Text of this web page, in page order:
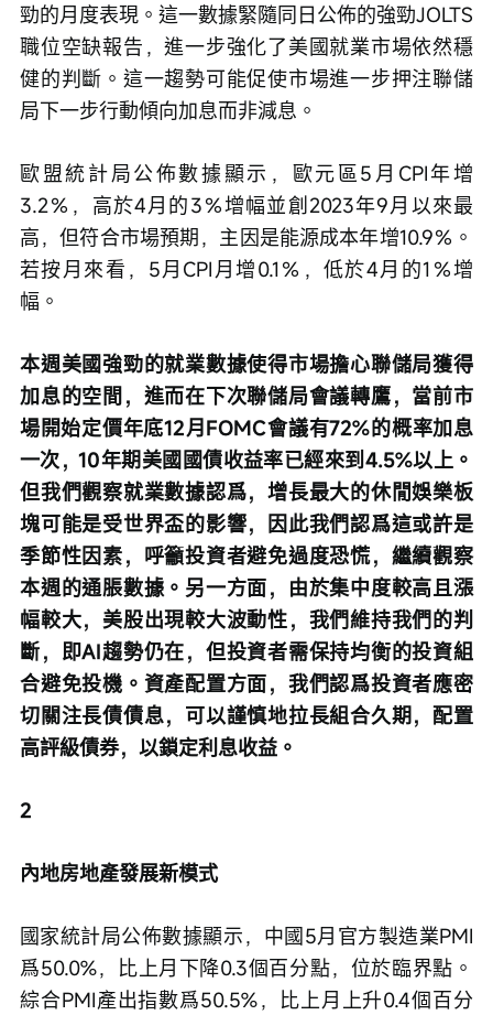
勁的月度表現。這一數據緊隨同日公佈的強勁JOLTS
職位空缺報告，進一步強化了美國就業市場依然穩
健的判斷。這一趨勢可能促使市場進一步押注聯儲
局下一步行動傾向加息而非減息。
歐盟統計局公佈數據顯示，歐元區5月CPI年增
3.2％，高於4月的3％增幅並創2023年9月以來最
高，但符合市場預期，主因是能源成本年增10.9％。
若按月來看，5月CPI月增0.1％，低於4月的1％增
幅。
本週美國強勁的就業數據使得市場擔心聯儲局獲得
加息的空間，進而在下次聯儲局會議轉鷹，當前市
場開始定價年底12月FOMC會議有72%的概率加息
一次，10年期美國國債收益率已經來到4.5%以上。
但我們觀察就業數據認爲，增長最大的休閒娛樂板
塊可能是受世界盃的影響，因此我們認爲這或許是
季節性因素，呼籲投資者避免過度恐慌，繼續觀察
本週的通脹數據。另一方面，由於集中度較高且漲
幅較大，美股出現較大波動性，我們維持我們的判
斷，即AI趨勢仍在，但投資者需保持均衡的投資組
合避免投機。資產配置方面，我們認爲投資者應密
切關注長債債息，可以謹慎地拉長組合久期，配置
高評級債券，以鎖定利息收益。
2
內地房地產發展新模式
國家統計局公佈數據顯示，中國5月官方製造業PMI
爲50.0%，比上月下降0.3個百分點，位於臨界點。
綜合PMI產出指數爲50.5%，比上月上升0.4個百分